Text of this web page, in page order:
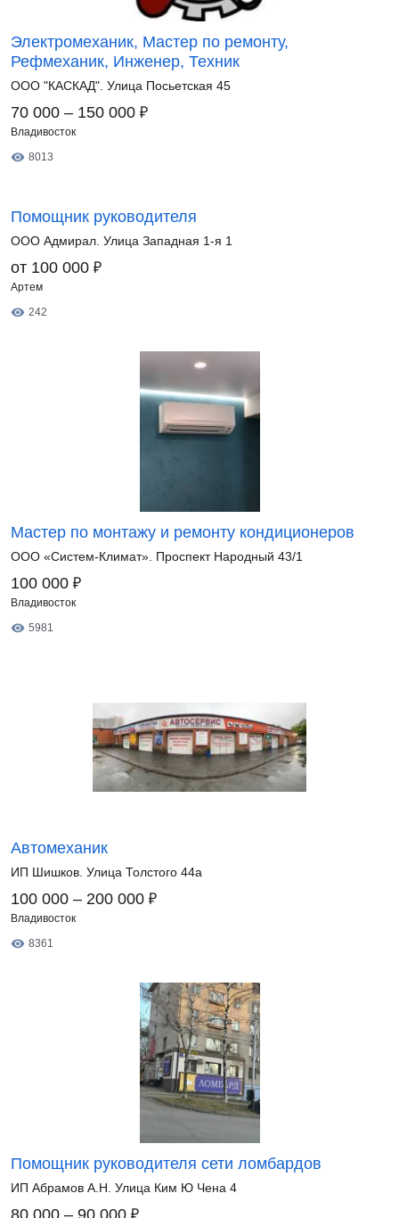
Электромеханик, Мастер по ремонту,
Рефмеханик, Инженер, Техник
ООО "КАСКАД". Улица Посьетская 45
70 000 – 150 000 ₽
Владивосток
8013
Помощник руководителя
ООО Адмирал. Улица Западная 1-я 1
от 100 000 ₽
Артем
242
Мастер по монтажу и ремонту кондиционеров
ООО «Систем-Климат». Проспект Народный 43/1
100 000 ₽
Владивосток
5981
Автомеханик
ИП Шишков. Улица Толстого 44а
100 000 – 200 000 ₽
Владивосток
8361
Помощник руководителя сети ломбардов
ИП Абрамов А.Н. Улица Ким Ю Чена 4
80 000 – 90 000 ₽